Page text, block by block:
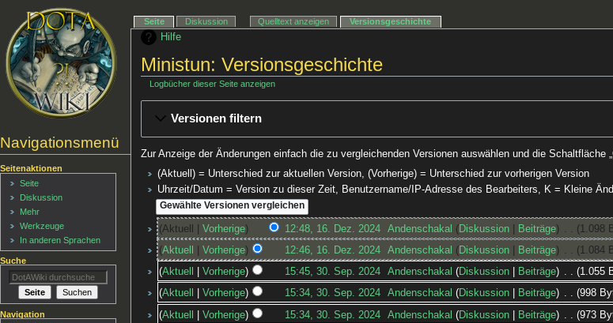
Hilfe
Ministun: Versionsgeschichte
Logbücher dieser Seite anzeigen
Versionen filtern
Zur Anzeige der Änderungen einfach die zu vergleichenden Versionen auswählen und die Schaltfläche
(Aktuell) = Unterschied zur aktuellen Version, (Vorherige) = Unterschied zur vorherigen Version
Uhrzeit/Datum = Version zu dieser Zeit, Benutzername/IP-Adresse des Bearbeiters, K = Kleine
Aktuell Vorherige 12:48, 16. Dez. 2024‎ Andenschakal Diskussion Beiträge 1.098
Aktuell
Vorherige 12:46, 16. Dez. 2024‎ Andenschakal Diskussion Beiträge 1.084
Aktuell
Vorherige 15:45, 30. Sep. 2024‎ Andenschakal Diskussion Beiträge 1.055
Aktuell
Vorherige 15:34, 30. Sep. 2024‎ Andenschakal Diskussion Beiträge 998
Aktuell
Vorherige 15:34, 30. Sep. 2024‎ Andenschakal Diskussion Beiträge 973
Navigationsmenü
Seite Diskussion Quelltext anzeigen Versionsgeschichte
Seitenaktionen
Seite
Diskussion
Mehr
Werkzeuge
In anderen Sprachen
Suche
Navigation